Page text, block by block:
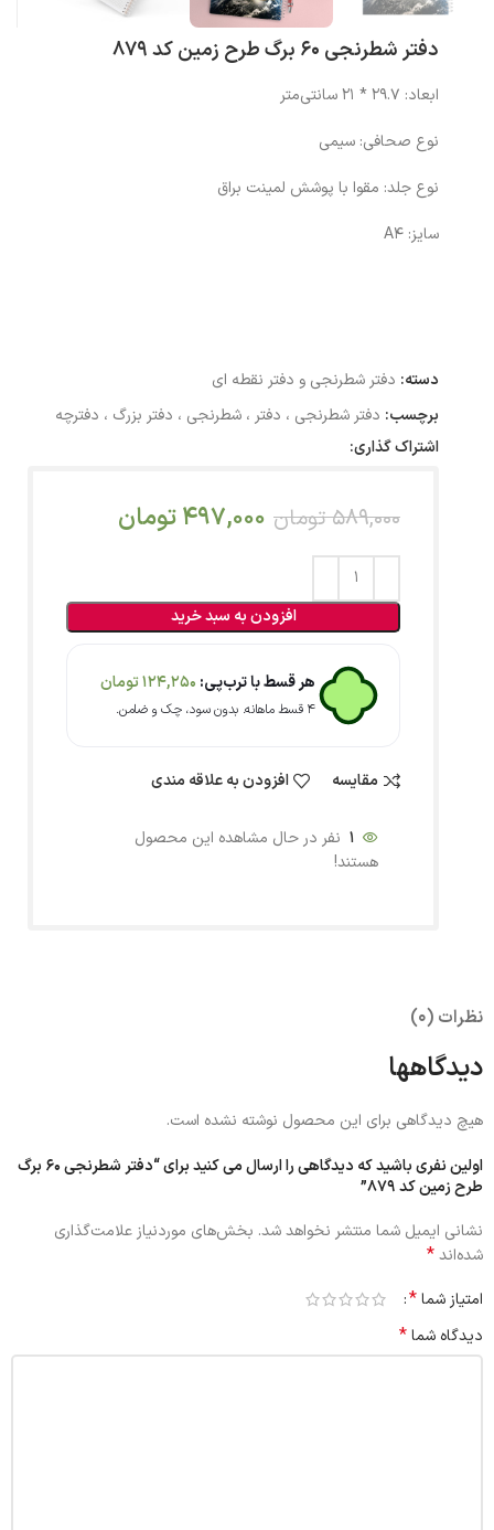
دفتر شطرنجی 60 برگ طرح زمین کد 879
ابعاد: 29.7 * 21 سانتی‌متر
نوع صحافی: سیمی
نوع جلد: مقوا با پوشش لمینت براق
سایز: A4
دسته: دفتر شطرنجی و دفتر نقطه ای
برچسب: دفتر شطرنجی ، دفتر ، شطرنجی ، دفتر بزرگ ، دفترچه
اشتراک گذاری:
589,000 تومان 497,000تومان
افزودن به سبد خرید
هر قسط با ترب‌پی: 124,250تومان
۴ قسط ماهانه. بدون سود، چک و ضامن.
مقایسه افزودن به علاقه مندی
1 نفر در حال مشاهده این محصول
هستند!
نظرات (0)
دیدگاهها
هیچ دیدگاهی برای این محصول نوشته نشده است.
اولین نفری باشید که دیدگاهی را ارسال می کنید برای “دفتر شطرنجی 60 برگ
طرح زمین کد 879”
نشانی ایمیل شما منتشر نخواهد شد. بخش‌های موردنیاز علامت‌گذاری
شده‌اند*
امتیاز شما*
دیدگاه شما*